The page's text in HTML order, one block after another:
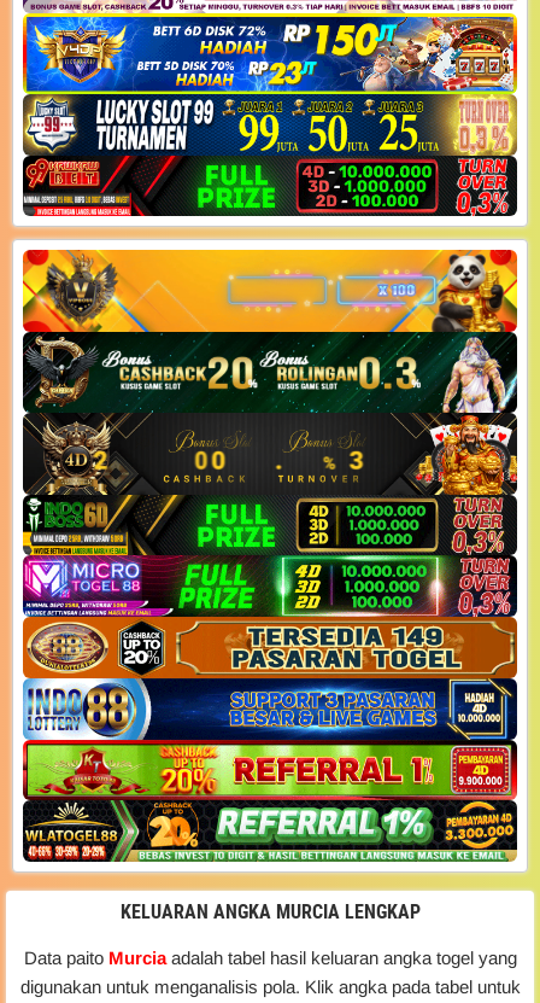
KELUARAN ANGKA MURCIA LENGKAP
Data paito Murcia adalah tabel hasil keluaran angka togel yang
digunakan untuk menganalisis pola. Klik angka pada tabel untuk